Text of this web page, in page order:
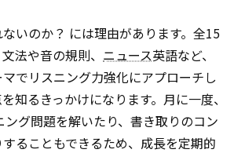
いのか？ には理由があります。全15
法や音の規則、 ニュース英語など、
でリスニング力強化にアプローチし
知るきっかけになります。月に一度、
ング問題を解いたり、書き取りのコン
ることもできるため、成長を定期的